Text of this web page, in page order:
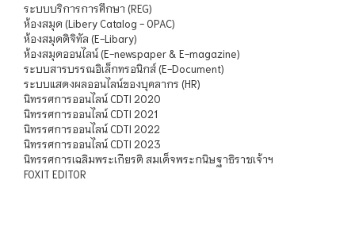
ระบบบริการการศึกษา (REG)
ห้องสมุด (Libery Catalog - OPAC)
ห้องสมุดดิจิทัล (E-Libary)
ห้องสมุดออนไลน์ (E-newspaper & E-magazine)
ระบบสารบรรณอิเล็กทรอนิกส์ (E-Document)
ระบบแสดงผลออนไลน์ของบุคลากร (HR)
นิทรรศการออนไลน์ CDTI 2020
นิทรรศการออนไลน์ CDTI 2021
นิทรรศการออนไลน์ CDTI 2022
นิทรรศการออนไลน์ CDTI 2023
นิทรรศการเฉลิมพระเกียรติ สมเด็จพระกนิษฐาธิราชเจ้าฯ
FOXIT EDITOR